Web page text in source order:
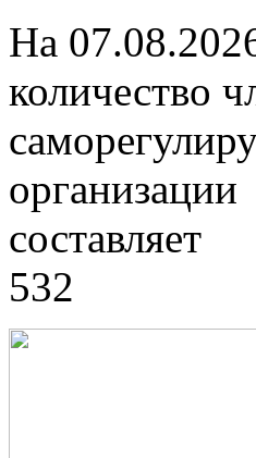
На
количество
организации
составляет
532